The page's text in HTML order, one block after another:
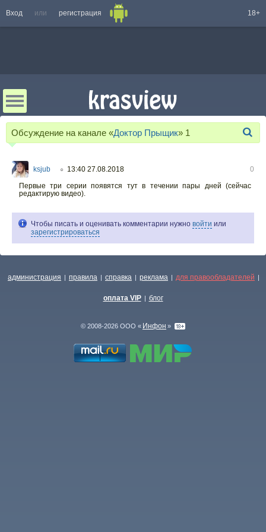
Вход или регистрация 18+
Обсуждение на канале «Доктор Прыщик» 1
ksjub ○ 13:40 27.08.2018
0
Первые три серии появятся тут в течении пары дней (сейчас
редактирую видео).
Чтобы писать и оценивать комментарии нужно войти или
зарегистрироваться
администрация | правила | справка | реклама | для правообладателей |
оплата VIP | блог
© 2008-2026 ООО « Инфон »